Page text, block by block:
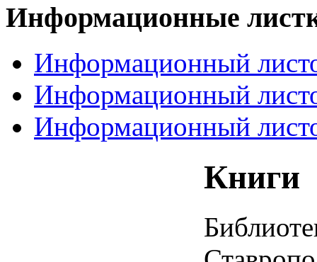
Информационные
Информационный
Информационный
Информационный
Книги